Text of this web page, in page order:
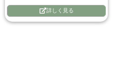
詳しく見る